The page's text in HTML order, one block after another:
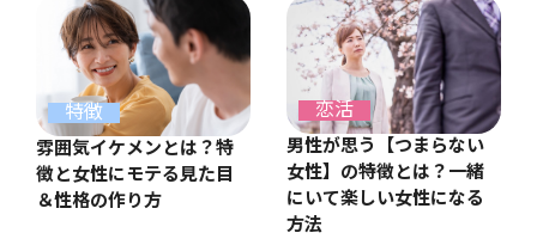
特徴
雰囲気イケメンとは？特
徴と女性にモテる見た目
＆性格の作り方
恋活
男性が思う【つまらない
女性】の特徴とは？一緒
にいて楽しい女性になる
方法